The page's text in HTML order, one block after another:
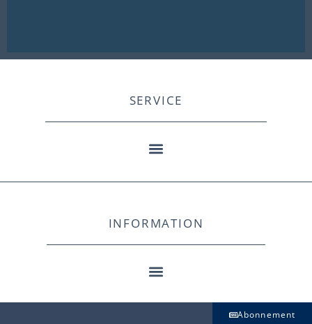
SERVICE
INFORMATION
Abonnement